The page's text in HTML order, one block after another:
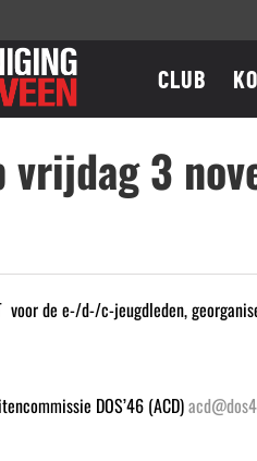
CLUB
vrijdag 3
voor de e-/d-/c-jeugdleden,
DOS’46 (ACD)